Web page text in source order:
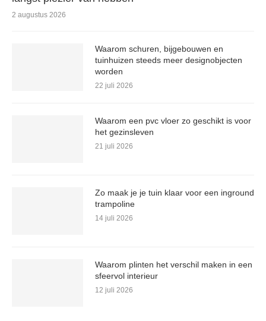
2 augustus 2026
Waarom schuren, bijgebouwen en
tuinhuizen steeds meer designobjecten
worden
22 juli 2026
Waarom een pvc vloer zo geschikt is voor
het gezinsleven
21 juli 2026
Zo maak je je tuin klaar voor een inground
trampoline
14 juli 2026
Waarom plinten het verschil maken in een
sfeervol interieur
12 juli 2026